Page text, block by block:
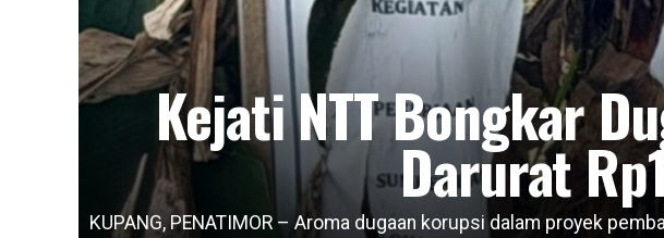
Kejati NTT Bongkar
Darurat
KUPANG, PENATIMOR – Aroma dugaan korupsi dalam proyek